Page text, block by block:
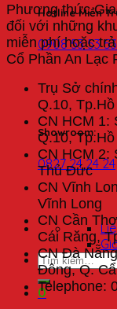
Hotline Miền
0908 53 53 53
Showroom:
0827 24 24 24
0
Phương thức
đối với những
miễn phí hoặc
Cổ Phần An Lạc
Trụ Sở
Q.10,
CN HCM 1:
Q.10,
CN HCM 2:
Thủ Đức
CN Vĩnh
Vĩnh Long
CN Cần
Cái Răng,
CN Đà
Đông, Q.
Telephone: